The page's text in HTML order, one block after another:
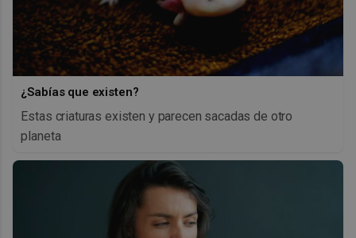
¿Sabías que existen?
Estas criaturas existen y parecen sacadas de otro
planeta